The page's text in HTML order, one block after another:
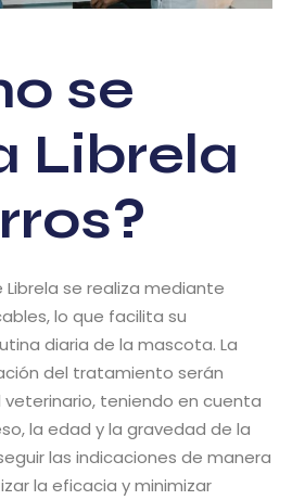
se
Librela
se realiza mediante
lo que facilita su
diaria de la mascota. La
del tratamiento serán
teniendo en cuenta
la edad y la gravedad de la
las indicaciones de manera
la eficacia y minimizar